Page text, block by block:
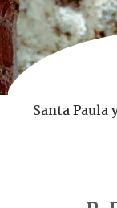
Santa Paula